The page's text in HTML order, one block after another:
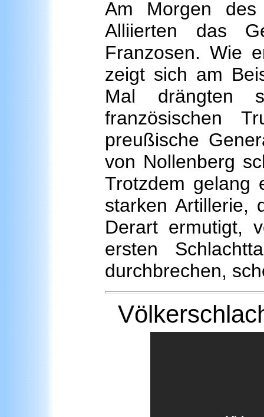
Am Morgen
Alliierten das
Franzosen. Wie
zeigt sich am
Mal drängten
französischen
preußische
von Nollenberg
Trotzdem gelang
starken Artillerie,
Derart ermutigt,
ersten
durchbrechen,